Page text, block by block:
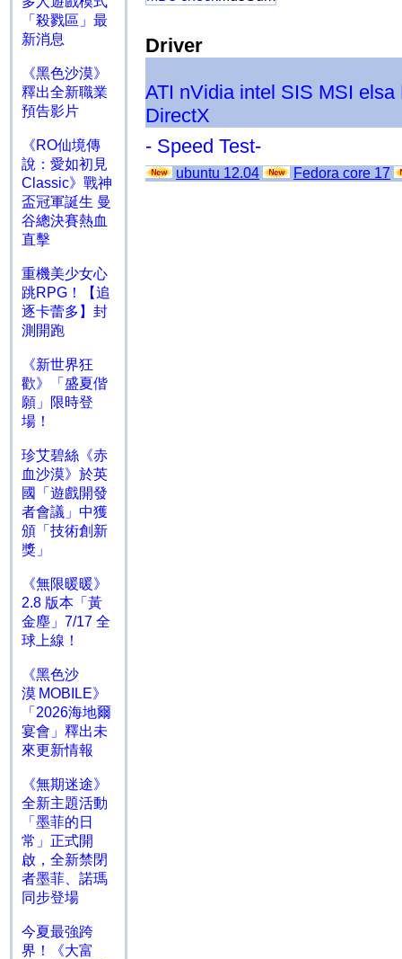
「殺戮區」最
新消息
《黑色沙漠》
釋出全新職業
預告影片
《RO仙境傳
說：愛如初見
Classic》戰神
盃冠軍誕生 曼
谷總決賽熱血
直擊
重機美少女心
跳RPG！【追
逐卡蕾多】封
測開跑
《新世界狂
歡》「盛夏偕
願」限時登
場！
珍艾碧絲《赤
血沙漠》於英
國「遊戲開發
者會議」中獲
頒「技術創新
獎」
《無限暖暖》
2.8 版本「黃
金塵」7/17 全
球上線！
《黑色沙
漠 MOBILE》
「2026海地爾
宴會」釋出未
來更新情報
《無期迷途》
全新主題活動
「墨菲的日
常」正式開
啟，全新禁閉
者墨菲、諾瑪
同步登場
今夏最強跨
界！《大富
Driver
ATI nVidia intel SIS MSI elsa
DirectX
- Speed Test-
ubuntu 12.04 Fedora core 17